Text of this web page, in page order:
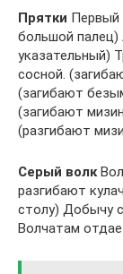
Прятки Первый
большой палец)
указательный)
сосной.
(загибают
(загибают
(разгибают
Серый волк
разгибают
столу) Добычу
Волчатам